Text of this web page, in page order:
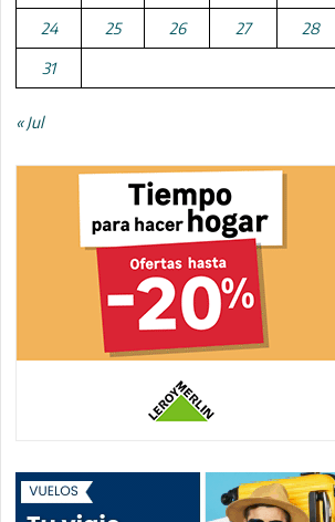
24 25 26 27 28
31
« Jul